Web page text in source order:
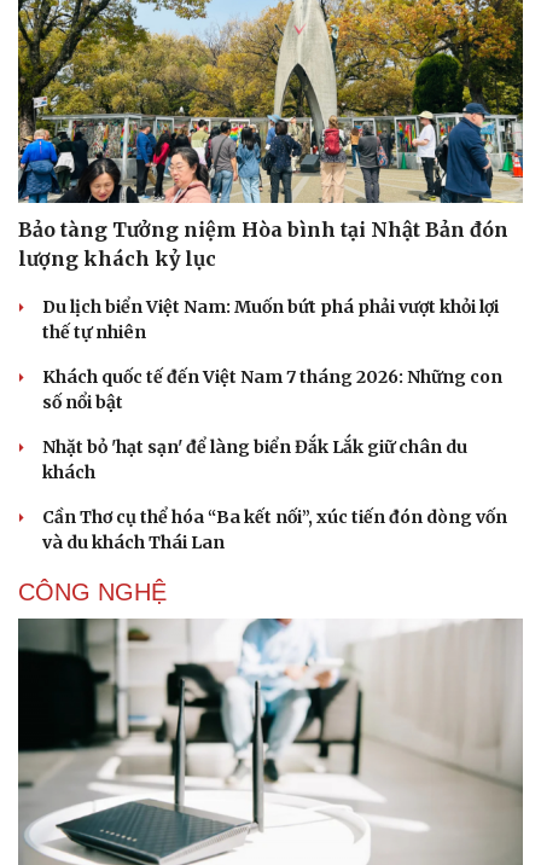
Bảo tàng Tưởng niệm Hòa bình tại Nhật Bản đón
lượng khách kỷ lục
Du lịch biển Việt Nam: Muốn bứt phá phải vượt khỏi lợi
thế tự nhiên
Khách quốc tế đến Việt Nam 7 tháng 2026: Những con
số nổi bật
Nhặt bỏ 'hạt sạn' để làng biển Đắk Lắk giữ chân du
khách
Cần Thơ cụ thể hóa “Ba kết nối”, xúc tiến đón dòng vốn
và du khách Thái Lan
CÔNG NGHỆ